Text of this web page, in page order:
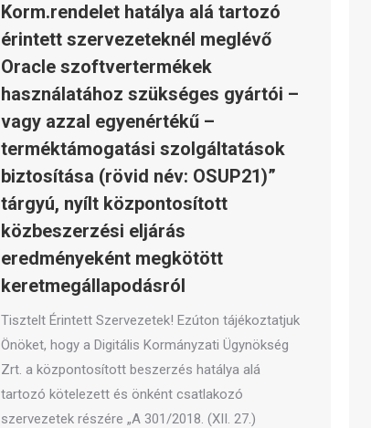
Korm.rendelet hatálya alá tartozó
érintett szervezeteknél meglévő
Oracle szoftvertermékek
használatához szükséges gyártói –
vagy azzal egyenértékű –
terméktámogatási szolgáltatások
biztosítása (rövid név: OSUP21)”
tárgyú, nyílt központosított
közbeszerzési eljárás
eredményeként megkötött
keretmegállapodásról
Tisztelt Érintett Szervezetek! Ezúton tájékoztatjuk
Önöket, hogy a Digitális Kormányzati Ügynökség
Zrt. a központosított beszerzés hatálya alá
tartozó kötelezett és önként csatlakozó
szervezetek részére „A 301/2018. (XII. 27.)